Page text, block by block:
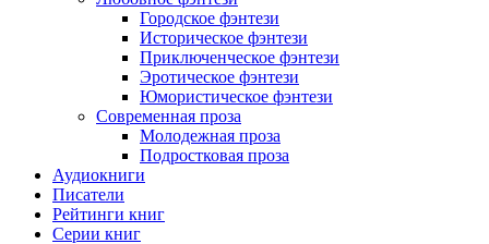
Городское фэнтези
Историческое фэнтези
Приключенческое фэнтези
Эротическое фэнтези
Юмористическое фэнтези
Современная проза
Молодежная проза
Подростковая проза
Аудиокниги
Писатели
Рейтинги книг
Серии книг